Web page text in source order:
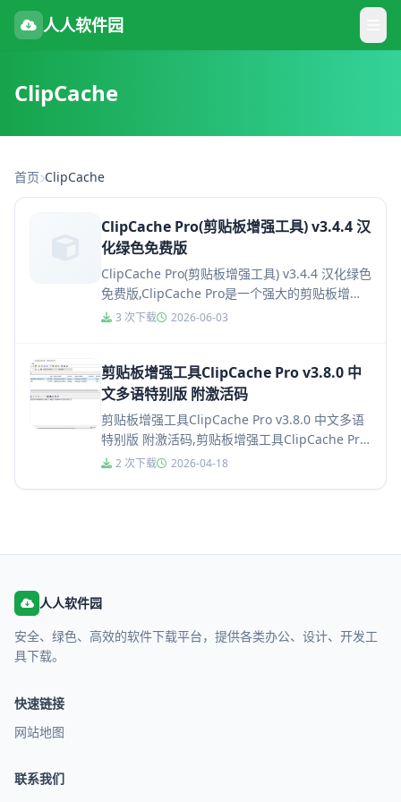
人人软件园
ClipCache
首页 ClipCache
ClipCache Pro(剪贴板增强工具) v3.4.4 汉
化绿色免费版
ClipCache Pro(剪贴板增强工具) v3.4.4 汉化绿色
免费版,ClipCache Pro是一个强大的剪贴板增强
工具，它可以监视剪贴板的所有活...
3 次下载 2026-06-03
剪贴板增强工具ClipCache Pro v3.8.0 中
文多语特别版 附激活码
剪贴板增强工具ClipCache Pro v3.8.0 中文多语
特别版 附激活码,剪贴板增强工具ClipCache Pro
免费激活版是大家喜欢的剪贴板增强...
2 次下载 2026-04-18
人人软件园
安全、绿色、高效的软件下载平台，提供各类办公、设计、开发工
具下载。
快速链接
网站地图
联系我们